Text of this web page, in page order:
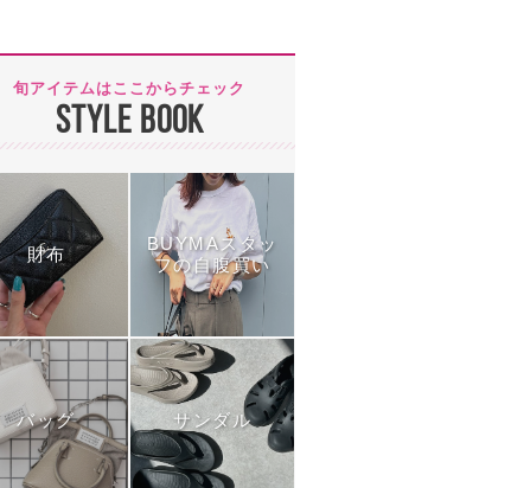
旬アイテムはここからチェック
STYLE BOOK
財布
BUYMAスタッ
フの自腹買い
バッグ サンダル